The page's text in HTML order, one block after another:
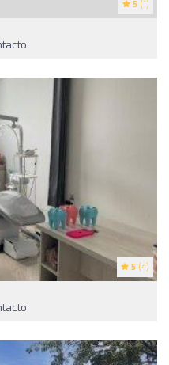
5 (1)
5 (4)